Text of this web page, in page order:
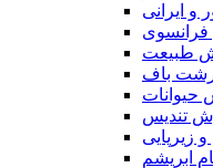
و ایرانی
فرانسوی
طبیعت
باف
حیوانات
تندیس
زیرپایی
ابریشم